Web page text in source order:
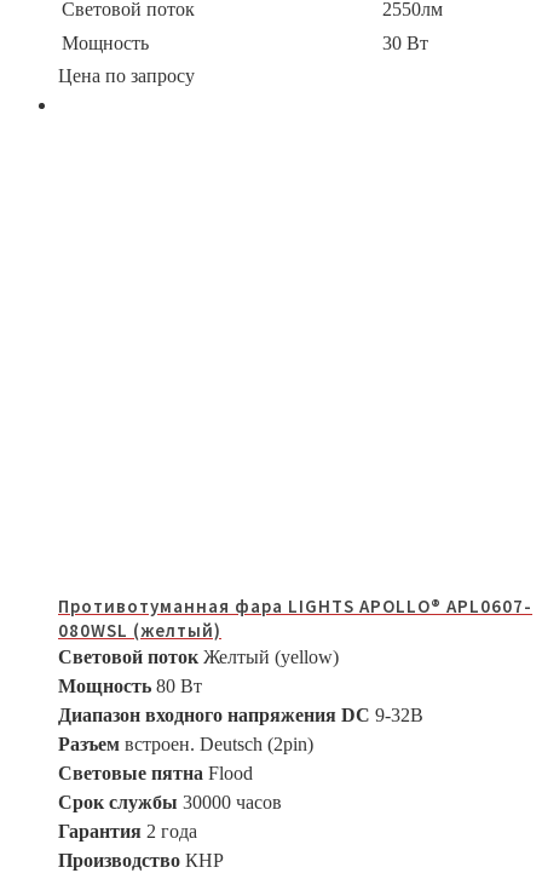
Световой поток
2550лм
Мощность
30 Вт
Цена по запросу
Противотуманная фара LIGHTS APOLLO® APL0607-
080WSL (желтый)
Световой поток Желтый (yellow)
Мощность 80 Вт
Диапазон входного напряжения DC 9-32В
Разъем встроен. Deutsch (2pin)
Световые пятна Flood
Срок службы 30000 часов
Гарантия 2 года
Производство КНР